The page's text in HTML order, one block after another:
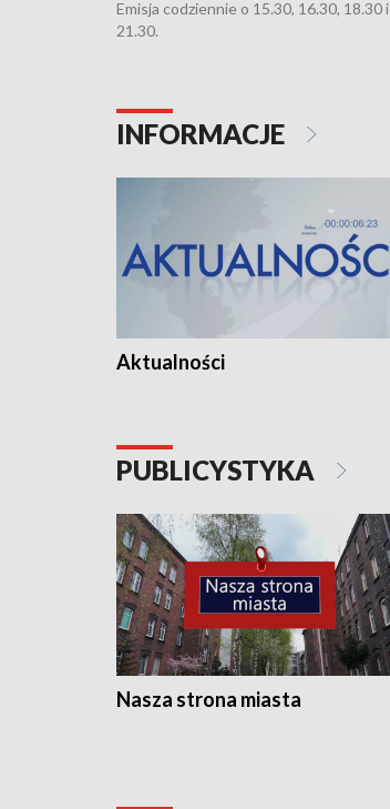
Emisja codziennie o 15.30, 16.30, 18.30 i
21.30.
INFORMACJE
Aktualności
PUBLICYSTYKA
Nasza strona miasta